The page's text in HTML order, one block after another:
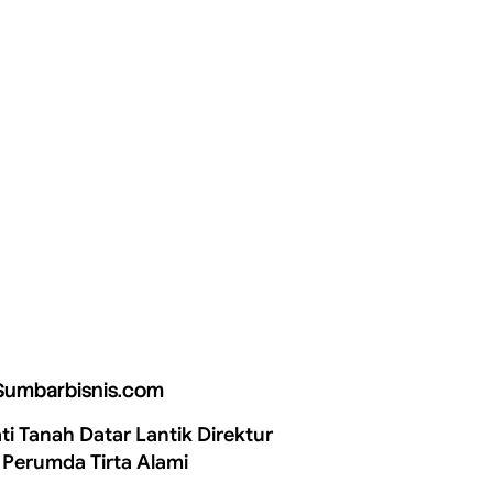
Tanah Datar Lantik Direktur
Tirta Alami